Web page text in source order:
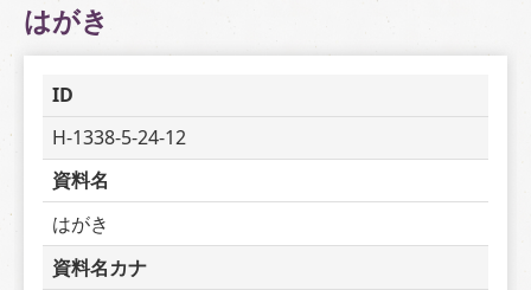
はがき
ID
H-1338-5-24-12
資料名
はがき
資料名カナ